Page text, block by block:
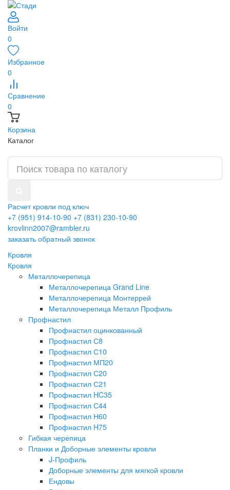
Войти
0
Избранное
0
Сравнение
0
Корзина
Каталог
Расчет кровли под ключ
+7 (951) 914-10-90 +7 (831) 230-10-90
krovlinn2007@rambler.ru
заказать обратный звонок
Кровля
Кровля
Металлочерепица
Металлочерепица Grand Line
Металлочерепица Монтеррей
Металлочерепица Металл Профиль
Профнастил
Профнастил оцинкованный
Профнастил С8
Профнастил С10
Профнастил МП20
Профнастил С20
Профнастил С21
Профнастил HC35
Профнастил С44
Профнастил Н60
Профнастил H75
Гибкая черепица
Планки и Доборные элементы кровли
J-Профиль
Доборные элементы для мягкой кровли
Ендовы